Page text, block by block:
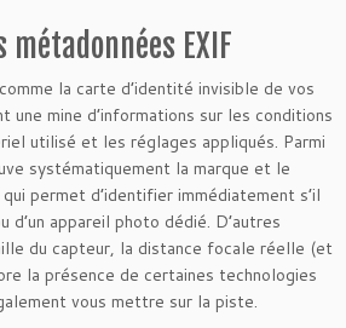
EXIF
la carte d’identité invisible de vos
une mine d’informations sur les conditions
utilisé et les réglages appliqués. Parmi
systématiquement la marque et le
permet d’identifier immédiatement s’il
d’un appareil photo dédié. D’autres
du capteur, la distance focale réelle (et
la présence de certaines technologies
vous mettre sur la piste.